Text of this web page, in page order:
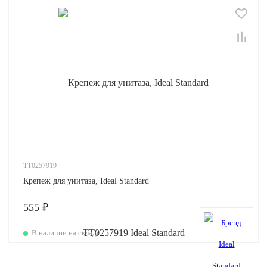
TT0257919
Крепеж для унитаза, Ideal Standard
555 ₽
В наличии на складе